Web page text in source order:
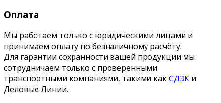
Оплата
Мы работаем только с юридическими лицами и
принимаем оплату по безналичному расчёту.
Для гарантии сохранности вашей продукции мы
сотрудничаем только с проверенными
транспортными компаниями, такими какСДЭК и
Деловые Линии.